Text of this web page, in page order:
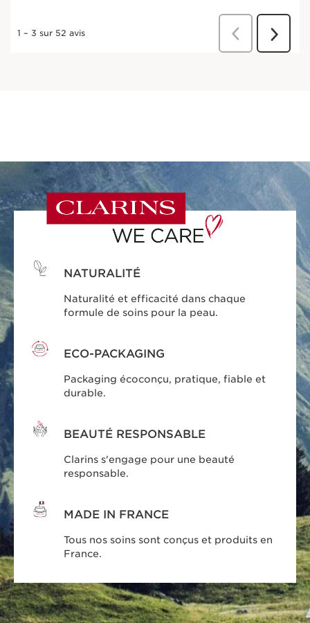
NATURALITÉ
Naturalité et efficacité dans chaque
formule de soins pour la peau.
ECO-PACKAGING
Packaging écoconçu, pratique, fiable et
durable.
BEAUTÉ RESPONSABLE
Clarins s'engage pour une beauté
responsable.
MADE IN FRANCE
Tous nos soins sont conçus et produits en
France.